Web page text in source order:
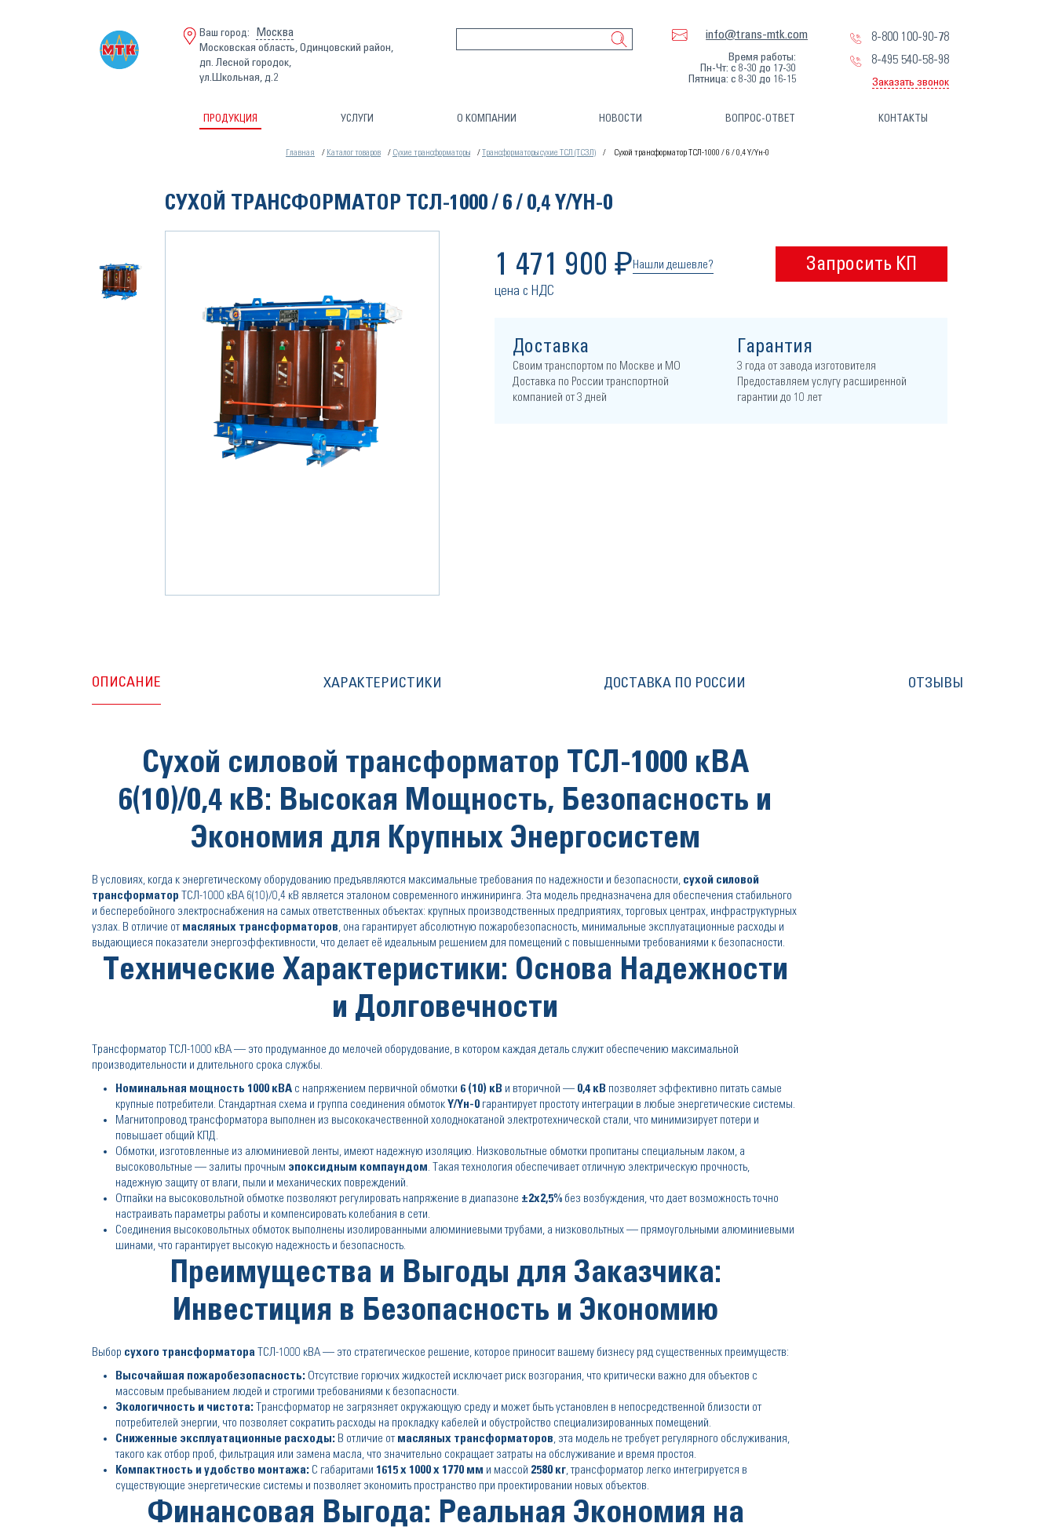
Ваш город: Москва
Московская область, Одинцовский район,
дп. Лесной городок,
ул.Школьная, д.2
info@trans-mtk.com
Время работы:
Пн-Чт: с 8-30 до 17-30
Пятница: с 8-30 до 16-15
8-800 100-90-78
8-495 540-58-98
Заказать звонок
ПРОДУКЦИЯ УСЛУГИ О КОМПАНИИ НОВОСТИ ВОПРОС-ОТВЕТ КОНТАКТЫ
Главная Каталог товаров Сухие трансформаторы Трансформаторы сухие ТСЛ (ТСЗЛ) Сухой трансформатор ТСЛ-1000 / 6 / 0,4 Y/Yн-0
СУХОЙ ТРАНСФОРМАТОР ТСЛ-1000 / 6 / 0,4 Y/YН-0
1 471 900 ₽ Нашли дешевле? Запросить КП
цена с НДС
Доставка
Своим транспортом по Москве и МО
Доставка по России транспортной
компанией от 3 дней
Гарантия
3 года от завода изготовителя
Предоставляем услугу расширенной
гарантии до 10 лет
ОПИСАНИЕ ХАРАКТЕРИСТИКИ ДОСТАВКА ПО РОССИИ ОТЗЫВЫ
Сухой силовой трансформатор ТСЛ-1000 кВА
6(10)/0,4 кВ: Высокая Мощность, Безопасность и
Экономия для Крупных Энергосистем
В условиях, когда к энергетическому оборудованию предъявляются максимальные требования по надежности и безопасности, сухой силовой
трансформатор ТСЛ-1000 кВА 6(10)/0,4 кВ является эталоном современного инжиниринга. Эта модель предназначена для обеспечения стабильного
и бесперебойного электроснабжения на самых ответственных объектах: крупных производственных предприятиях, торговых центрах, инфраструктурных
узлах. В отличие от масляных трансформаторов, она гарантирует абсолютную пожаробезопасность, минимальные эксплуатационные расходы и
выдающиеся показатели энергоэффективности, что делает её идеальным решением для помещений с повышенными требованиями к безопасности.
Технические Характеристики: Основа Надежности
и Долговечности
Трансформатор ТСЛ-1000 кВА — это продуманное до мелочей оборудование, в котором каждая деталь служит обеспечению максимальной
производительности и длительного срока службы.
Номинальная мощность 1000 кВА с напряжением первичной обмотки 6 (10) кВ и вторичной — 0,4 кВ позволяет эффективно питать самые
крупные потребители. Стандартная схема и группа соединения обмоток Y/Yн-0 гарантирует простоту интеграции в любые энергетические системы.
Магнитопровод трансформатора выполнен из высококачественной холоднокатаной электротехнической стали, что минимизирует потери и
повышает общий КПД.
Обмотки, изготовленные из алюминиевой ленты, имеют надежную изоляцию. Низковольтные обмотки пропитаны специальным лаком, а
высоковольтные — залиты прочным эпоксидным компаундом. Такая технология обеспечивает отличную электрическую прочность,
надежную защиту от влаги, пыли и механических повреждений.
Отпайки на высоковольтной обмотке позволяют регулировать напряжение в диапазоне ±2x2,5% без возбуждения, что дает возможность точно
настраивать параметры работы и компенсировать колебания в сети.
Соединения высоковольтных обмоток выполнены изолированными алюминиевыми трубами, а низковольтных — прямоугольными алюминиевыми
шинами, что гарантирует высокую надежность и безопасность.
Преимущества и Выгоды для Заказчика:
Инвестиция в Безопасность и Экономию
Выбор сухого трансформатора ТСЛ-1000 кВА — это стратегическое решение, которое приносит вашему бизнесу ряд существенных преимуществ:
Высочайшая пожаробезопасность: Отсутствие горючих жидкостей исключает риск возгорания, что критически важно для объектов с
массовым пребыванием людей и строгими требованиями к безопасности.
Экологичность и чистота: Трансформатор не загрязняет окружающую среду и может быть установлен в непосредственной близости от
потребителей энергии, что позволяет сократить расходы на прокладку кабелей и обустройство специализированных помещений.
Сниженные эксплуатационные расходы: В отличие от масляных трансформаторов, эта модель не требует регулярного обслуживания,
такого как отбор проб, фильтрация или замена масла, что значительно сокращает затраты на обслуживание и время простоя.
Компактность и удобство монтажа: С габаритами 1615 x 1000 x 1770 мм и массой 2580 кг, трансформатор легко интегрируется в
существующие энергетические системы и позволяет экономить пространство при проектировании новых объектов.
Финансовая Выгода: Реальная Экономия на